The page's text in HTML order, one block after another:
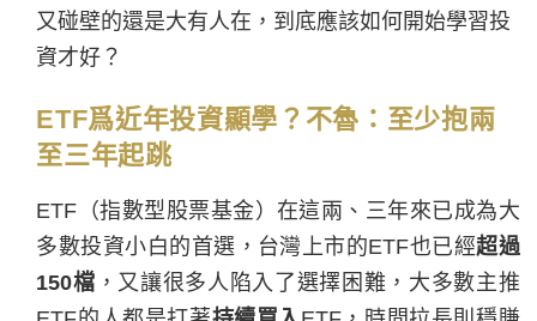
又碰壁的還是大有人在，到底應該如何開始學習投
資才好？
ETF爲近年投資顯學？不魯：至少抱兩
至三年起跳
ETF（指數型股票基金）在這兩、三年來已成為大
多數投資小白的首選，台灣上市的ETF也已經超過
150檔 ，又讓很多人陷入了選擇困難，大多數主推